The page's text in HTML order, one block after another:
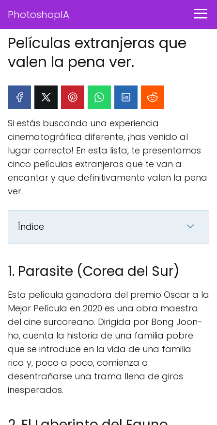
PhotoshopIA
Películas extranjeras que
valen la pena ver.
Si estás buscando una experiencia
cinematográfica diferente, ¡has venido al
lugar correcto! En esta lista, te presentamos
cinco películas extranjeras que te van a
encantar y que definitivamente valen la pena
ver.
Índice
1. Parasite (Corea del Sur)
Esta película ganadora del premio Oscar a la
Mejor Película en 2020 es una obra maestra
del cine surcoreano. Dirigida por Bong Joon-
ho, cuenta la historia de una familia pobre
que se introduce en la vida de una familia
rica y, poco a poco, comienza a
desentrañarse una trama llena de giros
inesperados.